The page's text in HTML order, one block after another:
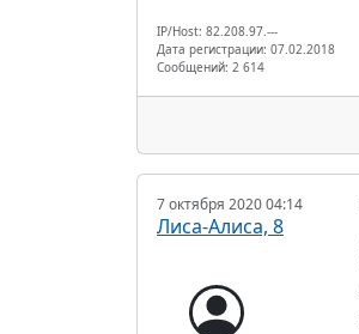
IP/Host: 82.208.97.---
Дата регистрации: 07.02.2018
Сообщений: 2 614
7 октября 2020 04:14
Лиса-Алиса, 8